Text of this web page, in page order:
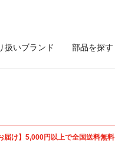
扱いブランド 部品を探す
届け】5,000円以上で全国送料無料